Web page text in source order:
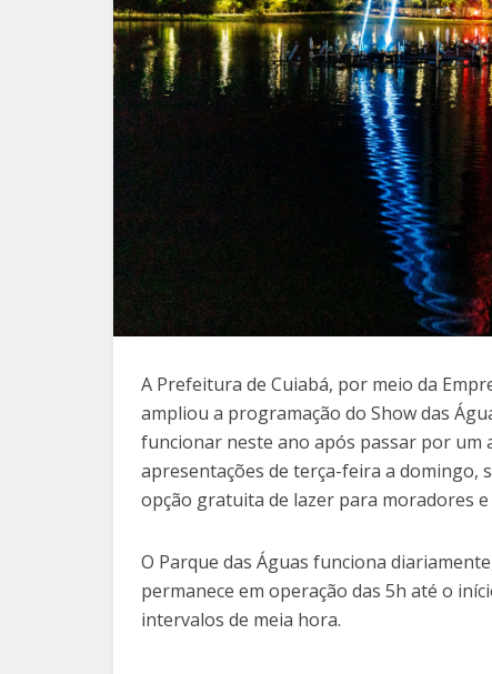
A Prefeitura de Cuiabá, por meio da
ampliou a programação do Show das
funcionar neste ano após passar por um
apresentações de terça-feira a domingo,
opção gratuita de lazer para moradores
O Parque das Águas funciona
permanece em operação das 5h até o
intervalos de meia hora.